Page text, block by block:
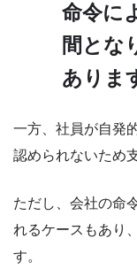
命令に
間とな
ありま
一方、社員が自発
認められないため
ただし、会社の命
れるケースもあり
す。